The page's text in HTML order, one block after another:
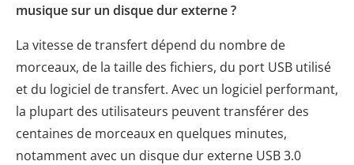
musique sur un disque dur externe ?
La vitesse de transfert dépend du nombre de
morceaux, de la taille des fichiers, du port USB utilisé
et du logiciel de transfert. Avec un logiciel performant,
la plupart des utilisateurs peuvent transférer des
centaines de morceaux en quelques minutes,
notamment avec un disque dur externe USB 3.0